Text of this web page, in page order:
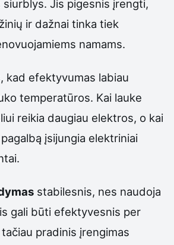
siurblys. Jis pigesnis įrengti,
ir dažnai tinka tiek
namams.
kad efektyvumas labiau
temperatūros. Kai lauke
reikia daugiau elektros, o kai
įsijungia elektriniai
stabilesnis, nes naudoja
gali būti efektyvesnis per
pradinis įrengimas